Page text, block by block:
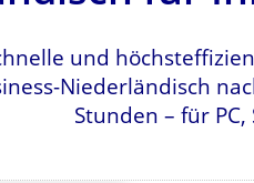
und
Niederländisch
Stunden – für